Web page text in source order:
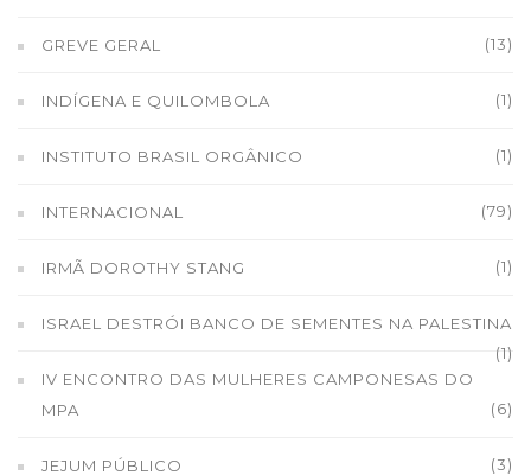
GREVE GERAL (13)
INDÍGENA E QUILOMBOLA (1)
INSTITUTO BRASIL ORGÂNICO (1)
INTERNACIONAL (79)
IRMÃ DOROTHY STANG (1)
ISRAEL DESTRÓI BANCO DE SEMENTES NA PALESTINA
(1)
IV ENCONTRO DAS MULHERES CAMPONESAS DO
MPA
(6)
JEJUM PÚBLICO (3)